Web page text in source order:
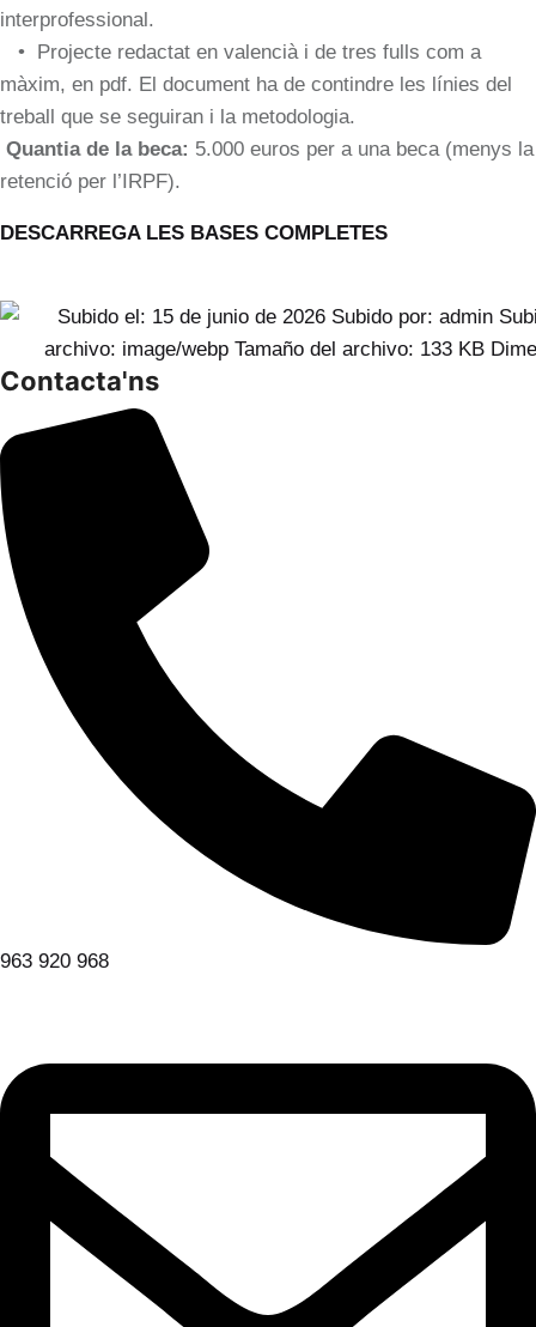
interprofessional.
• Projecte redactat en valencià i de tres fulls com a
màxim, en pdf. El document ha de contindre les línies del
treball que se seguiran i la metodologia.
Quantia de la beca: 5.000 euros per a una beca (menys la
retenció per l’IRPF).
DESCARREGA LES BASES COMPLETES
Contacta'ns
963 920 968